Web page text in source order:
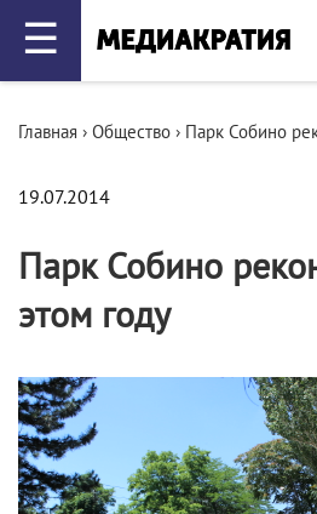
☰
Главная › Общество › Парк Собино
19.07.2014
Парк Собино
этом году